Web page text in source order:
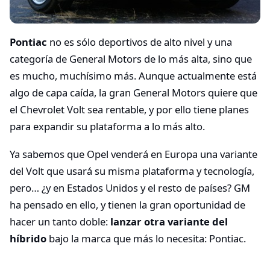
Pontiac no es sólo deportivos de alto nivel y una
categoría de General Motors de lo más alta, sino que
es mucho, muchísimo más. Aunque actualmente está
algo de capa caída, la gran General Motors quiere que
el Chevrolet Volt sea rentable, y por ello tiene planes
para expandir su plataforma a lo más alto.
Ya sabemos que Opel venderá en Europa una variante
del Volt que usará su misma plataforma y tecnología,
pero… ¿y en Estados Unidos y el resto de países? GM
ha pensado en ello, y tienen la gran oportunidad de
hacer un tanto doble: lanzar otra variante del
híbrido bajo la marca que más lo necesita: Pontiac.